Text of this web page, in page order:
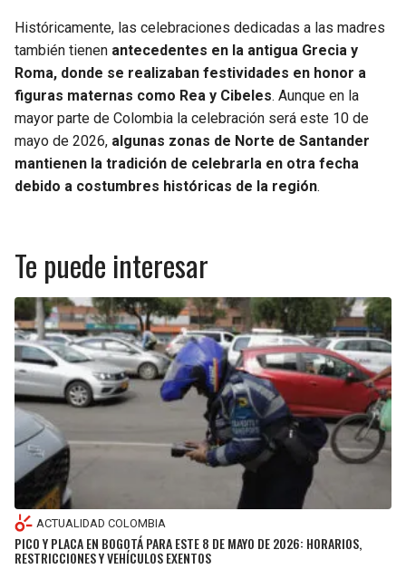
Históricamente, las celebraciones dedicadas a las madres
también tienen antecedentes en la antigua Grecia y
Roma, donde se realizaban festividades en honor a
figuras maternas como Rea y Cibeles. Aunque en la
mayor parte de Colombia la celebración será este 10 de
mayo de 2026, algunas zonas de Norte de Santander
mantienen la tradición de celebrarla en otra fecha
debido a costumbres históricas de la región.
Te puede interesar
ACTUALIDAD COLOMBIA
PICO Y PLACA EN BOGOTÁ PARA ESTE 8 DE MAYO DE 2026: HORARIOS,
RESTRICCIONES Y VEHÍCULOS EXENTOS